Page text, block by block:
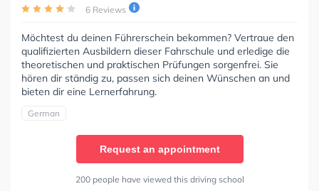
6 Reviews
Möchtest du deinen Führerschein bekommen? Vertraue den
qualifizierten Ausbildern dieser Fahrschule und erledige die
theoretischen und praktischen Prüfungen sorgenfrei. Sie
hören dir ständig zu, passen sich deinen Wünschen an und
bieten dir eine Lernerfahrung.
German
Request an appointment
200 people have viewed this driving school